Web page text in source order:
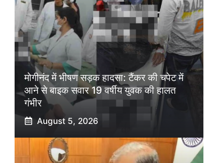
मोगीनंद में भीषण सड़क हादसा: टैंकर की चपेट में
आने से बाइक सवार 19 वर्षीय युवक की हालत
गंभीर
August 5, 2026